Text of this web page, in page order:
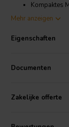
Kompaktes
Gewicht von
Exklusiv in
Hypex
Das Hypex
Mehr anzeigen
Eigenschaften
Documenten
Zakelijke offerte